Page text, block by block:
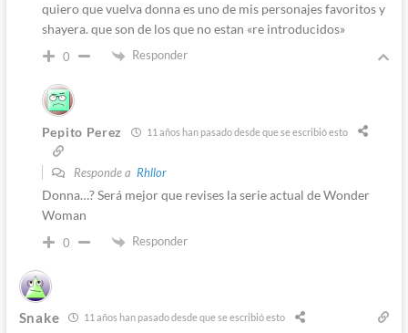
quiero que vuelva donna es uno de mis personajes favoritos y
shayera. que son de los que no estan «re introducidos»
0 Responder
Pepito Perez 11 años han pasado desde que se escribió esto
Responde a Rhllor
Donna…? Será mejor que revises la serie actual de Wonder
Woman
0 Responder
Snake 11 años han pasado desde que se escribió esto